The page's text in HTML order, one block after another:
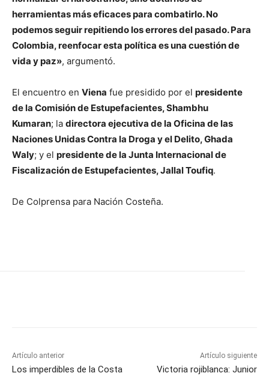
herramientas más eficaces para combatirlo. No
podemos seguir repitiendo los errores del pasado. Para
Colombia, reenfocar esta política es una cuestión de
vida y paz», argumentó.
El encuentro en Viena fue presidido por el presidente
de la Comisión de Estupefacientes, Shambhu
Kumaran; la directora ejecutiva de la Oficina de las
Naciones Unidas Contra la Droga y el Delito, Ghada
Waly; y el presidente de la Junta Internacional de
Fiscalización de Estupefacientes, Jallal Toufiq.
De Colprensa para Nación Costeña.
Artículo anterior
Los imperdibles de la Costa
Artículo siguiente
Victoria rojiblanca: Junior